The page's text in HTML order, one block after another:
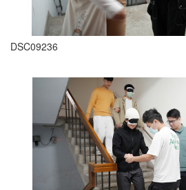
DSC09236